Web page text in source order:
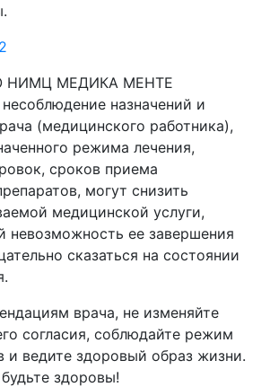
НИМЦ МЕДИКА МЕНТЕ
назначений и
(медицинского работника),
режима лечения,
сроков приема
могут снизить
медицинской услуги,
невозможность ее завершения
сказаться на состоянии
врача, не изменяйте
согласия, соблюдайте режим
и ведите здоровый образ жизни.
здоровы!